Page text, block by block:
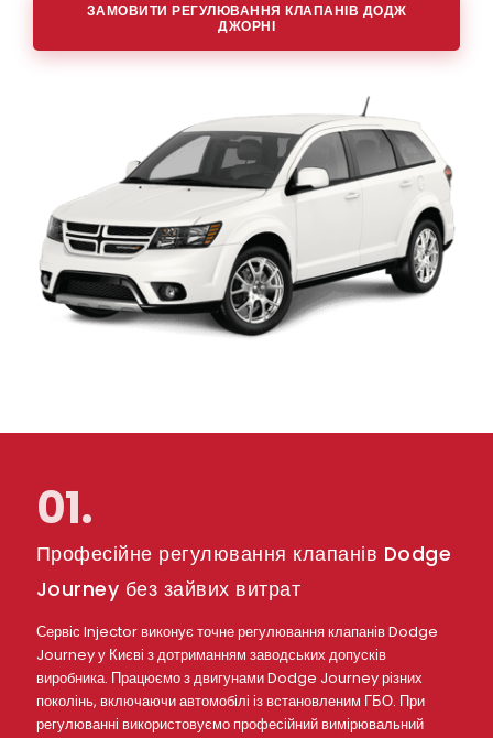
ЗАМОВИТИ РЕГУЛЮВАННЯ КЛАПАНІВ ДОДЖ
ДЖОРНІ
01.
Професійне регулювання клапанів Dodge
Journey без зайвих витрат
Сервіс Injector виконує точне регулювання клапанів Dodge
Journey у Києві з дотриманням заводських допусків
виробника. Працюємо з двигунами Dodge Journey різних
поколінь, включаючи автомобілі із встановленим ГБО. При
регулюванні використовуємо професійний вимірювальний